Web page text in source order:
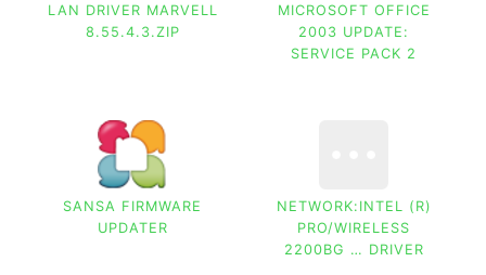
LAN DRIVER MARVELL
8.55.4.3.ZIP
MICROSOFT OFFICE
2003 UPDATE:
SERVICE PACK 2
SANSA FIRMWARE
UPDATER
NETWORK:INTEL (R)
PRO/WIRELESS
2200BG … DRIVER